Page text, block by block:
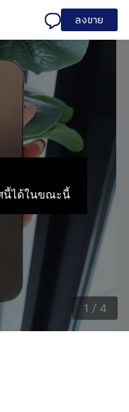
ลงขาย
นี้ได้ในขณะนี้
1 / 4